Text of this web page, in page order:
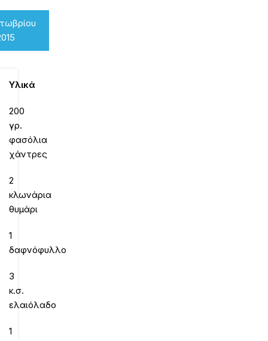
Υλικά
200
γρ.
φασόλια
χάντρες
2
κλωνάρια
θυμάρι
1
δαφνόφυλλο
3
κ.σ.
ελαιόλαδο
1